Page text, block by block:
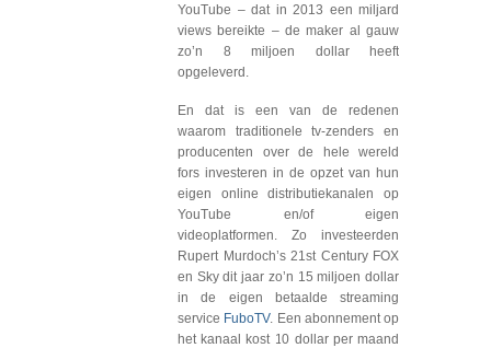
YouTube – dat in 2013 een miljard
views bereikte – de maker al gauw
zo’n 8 miljoen dollar heeft
opgeleverd.
En dat is een van de redenen
waarom traditionele tv-zenders en
producenten over de hele wereld
fors investeren in de opzet van hun
eigen online distributiekanalen op
YouTube en/of eigen
videoplatformen. Zo investeerden
Rupert Murdoch’s 21st Century FOX
en Sky dit jaar zo’n 15 miljoen dollar
in de eigen betaalde streaming
service FuboTV. Een abonnement op
het kanaal kost 10 dollar per maand